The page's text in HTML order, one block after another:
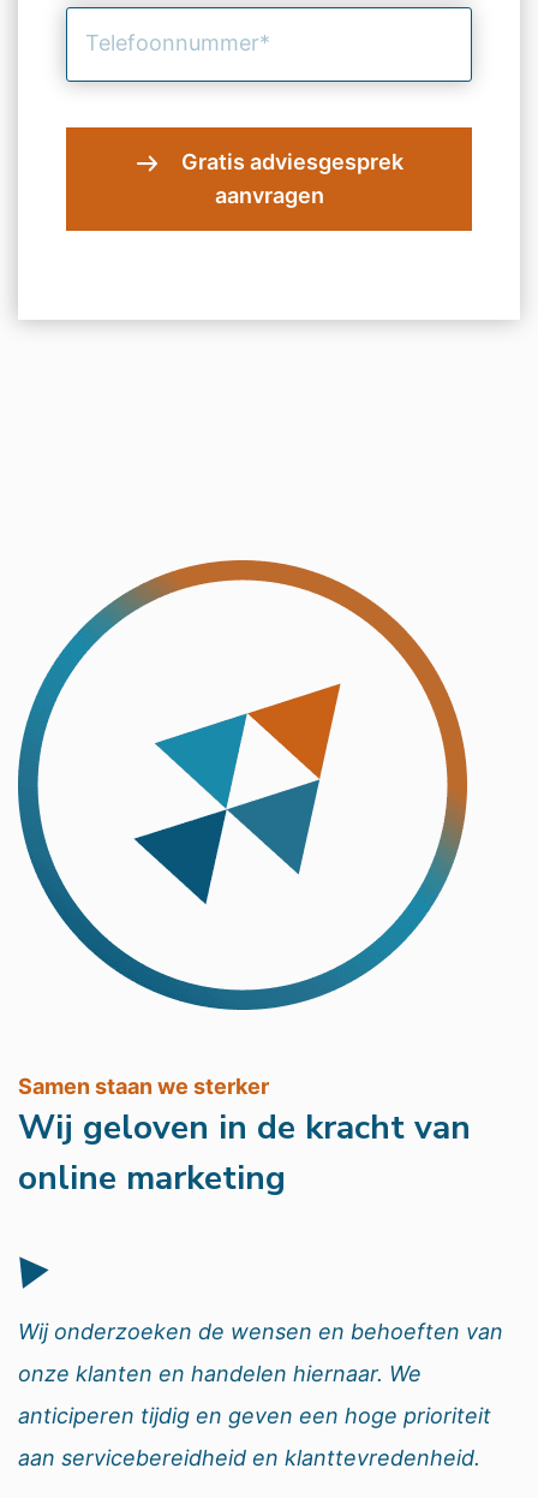
(Vereist)
Samen staan we sterker
Wij geloven in de kracht van
online marketing
Wij onderzoeken de wensen en behoeften van
onze klanten en handelen hiernaar. We
anticiperen tijdig en geven een hoge prioriteit
aan servicebereidheid en klanttevredenheid.